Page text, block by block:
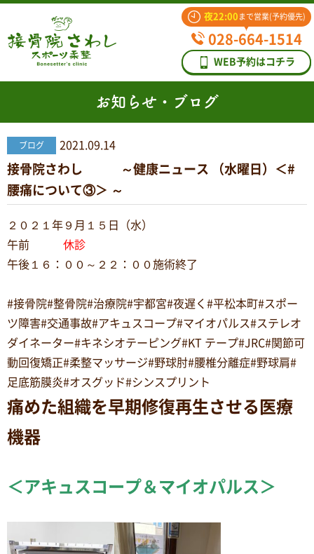
夜22:00 まで営業(予約優先)
028-664-1514
WEB予約はコチラ
お知らせ・ブログ
ブログ 2021.09.14
接骨院さわし ～健康ニュース （水曜日）＜#
腰痛について③＞ ～
２０２１年９月１５日（水）
午前 休診
午後１６：００～２２：００施術終了
#接骨院#整骨院#治療院#宇都宮#夜遅く#平松本町#スポー
ツ障害#交通事故#アキュスコープ#マイオパルス#ステレオ
ダイネーター#キネシオテーピング#KT テープ#JRC#関節可
動回復矯正#柔整マッサージ#野球肘#腰椎分離症#野球肩#
足底筋膜炎#オスグッド#シンスプリント
痛めた組織を早期修復再生させる医療
機器
＜アキュスコープ＆マイオパルス＞